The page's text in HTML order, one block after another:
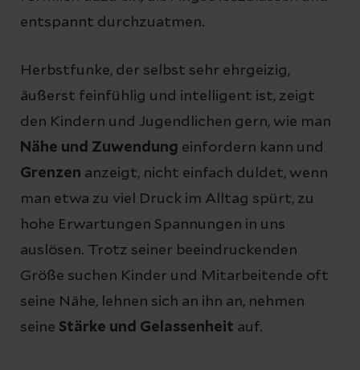
entspannt durchzuatmen.
Herbstfunke, der selbst sehr ehrgeizig,
äußerst feinfühlig und intelligent ist, zeigt
den Kindern und Jugendlichen gern, wie man
Nähe und Zuwendung einfordern kann und
Grenzen anzeigt, nicht einfach duldet, wenn
man etwa zu viel Druck im Alltag spürt, zu
hohe Erwartungen Spannungen in uns
auslösen. Trotz seiner beeindruckenden
Größe suchen Kinder und Mitarbeitende oft
seine Nähe, lehnen sich an ihn an, nehmen
seine Stärke und Gelassenheit auf.